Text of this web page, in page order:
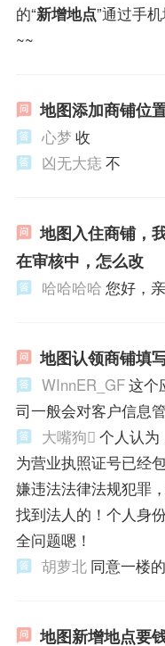
的“新增地点”通过手
~~
地图添加商铺位
心梦 收
凶无大痣不
地图入住商铺，
在审核中，怎么改
哈哈哈哈 您好，
地图认领商铺填
WInnER_GF这个
司一般会对客户信息
大嘴狗 个人认为
为营业执照证号已经
嫌违法法律法规犯罪
找到法人的！个人身
全问题嗯！
胡萝北 同意一楼
地图新增地点要